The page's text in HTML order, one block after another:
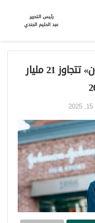
رئيس التحرير
عبد الحليم الجندي
إيرادات «جونسون آند جونسون» تتجاوز 21 مليار